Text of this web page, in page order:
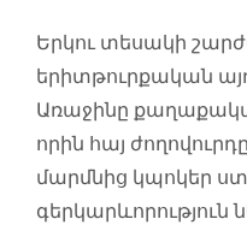
Երկու տեսակի
երիտթուրքական
Առաջինը
որին հայ
մարմնից կպոկեր